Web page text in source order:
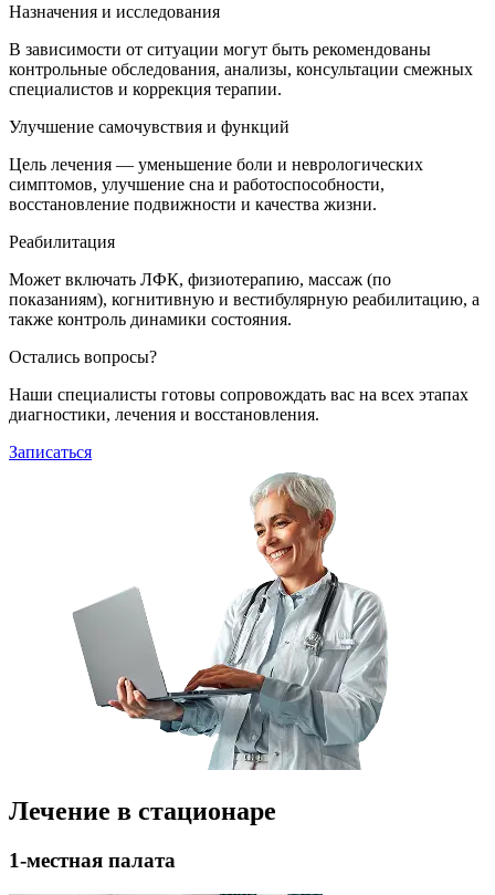
Назначения и исследования
В зависимости от ситуации могут быть рекомендованы
контрольные обследования, анализы, консультации смежных
специалистов и коррекция терапии.
Улучшение самочувствия и функций
Цель лечения — уменьшение боли и неврологических
симптомов, улучшение сна и работоспособности,
восстановление подвижности и качества жизни.
Реабилитация
Может включать ЛФК, физиотерапию, массаж (по
показаниям), когнитивную и вестибулярную реабилитацию, а
также контроль динамики состояния.
Остались вопросы?
Наши специалисты готовы сопровождать вас на всех этапах
диагностики, лечения и восстановления.
Записаться
Лечение в стационаре
1-местная палата